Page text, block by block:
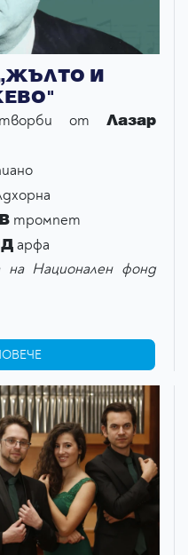
И
от Лазар
тромпет
арфа
на Национален фонд